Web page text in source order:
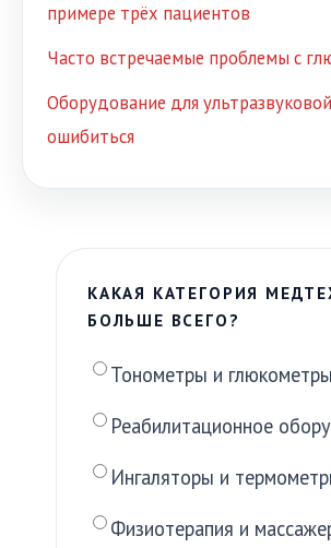
примере трёх пациентов
Часто встречаемые проблемы с
Оборудование для
ошибиться
КАКАЯ КАТЕГОРИЯ
БОЛЬШЕ ВСЕГО?
Тонометры и глюкометры
Реабилитационное
Ингаляторы и
Физиотерапия и